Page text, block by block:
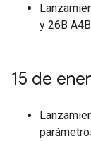
y 26B A4B
15 de